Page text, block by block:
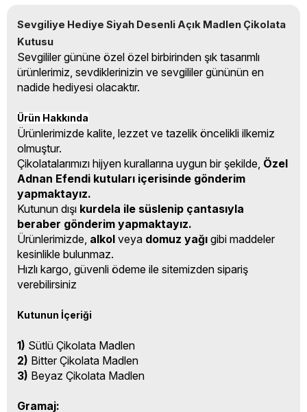
Sevgiliye Hediye Siyah Desenli Açık Madlen Çikolata
Kutusu
Sevgililer gününe özel özel birbirinden şık tasarımlı
ürünlerimiz, sevdiklerinizin ve sevgililer gününün en
nadide hediyesi olacaktır.
Ürün Hakkında
Ürünlerimizde kalite, lezzet ve tazelik öncelikli ilkemiz
olmuştur.
Çikolatalarımızı hijyen kurallarına uygun bir şekilde, Özel
Adnan Efendi kutuları içerisinde gönderim
yapmaktayız.
Kutunun dışı kurdela ile süslenip çantasıyla
beraber gönderim yapmaktayız.
Ürünlerimizde, alkol veya domuz yağı gibi maddeler
kesinlikle bulunmaz.
Hızlı kargo, güvenli ödeme ile sitemizden sipariş
verebilirsiniz
Kutunun İçeriği
1) Sütlü Çikolata Madlen
2) Bitter Çikolata Madlen
3) Beyaz Çikolata Madlen
Gramaj: